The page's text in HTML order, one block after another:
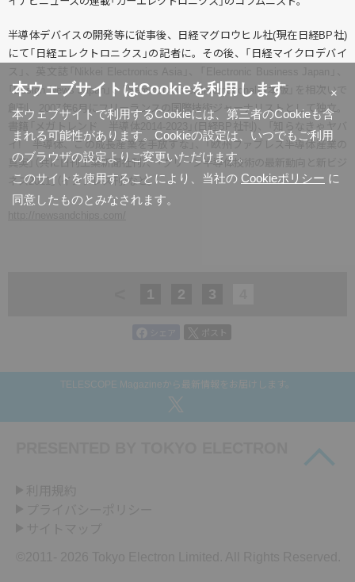
本ウェブサイトはCookieを利用します
×
本ウェブサイトで利用するCookieには、第三者のCookieも含
まれる可能性があります。Cookieの設定は、いつでもご利用
のブラウザの設定よりご変更いただけます。
このサイトを使用することにより、当社の Cookieポリシー に
同意したものとみなされます。
半導体デバイスの開発等に従事後、日経マグロウヒル社(現在日経BP社)
にて「日経エレクトロニクス」の記者に。その後、「日経マイクロデバイ
「Design News Japan」、「Semiconductor International日本版」を相次いで
創刊。2007年6月にフリーランスの国際技術ジャーナリストとして独立。
書籍「メガトレンド 半導体2014-2023」(日経BP社刊)、「知らなきゃヤバ
イ! 半導体、この成長産業を手放すな」、「欧州ファブレス半導体産業の
真実」（共に日刊工業新聞社刊）、「グリーン半導体技術の最新動向と新ビジ
ネス2011」（インプレス刊）など。
1 2 3
ポスト
TELESCOPE Magazineから最新情報をお届けします。